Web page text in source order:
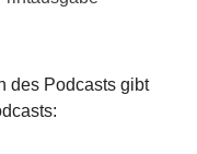
des Podcasts gibt